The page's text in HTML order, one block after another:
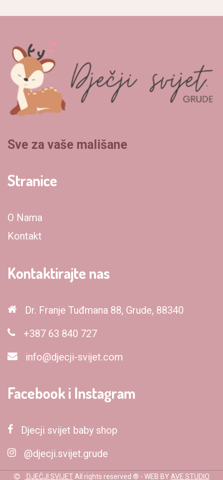
Sve za vaše mališane
Stranice
O Nama
Kontakt
Kontaktirajte nas
Dr. Franje Tuđmana 88, Grude, 88340
+387 63 840 727
info@djecji-svijet.com
Facebook i Instagram
Djecji svijet baby shop
@djecji.svijet.grude
DJEČJI SVIJETAll rights reserved ® - WEB BY AVE STUDIO